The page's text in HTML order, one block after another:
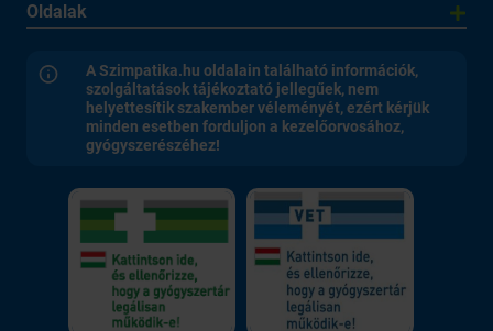
Oldalak
A Szimpatika.hu oldalain található információk,
szolgáltatások tájékoztató jellegűek, nem
helyettesítik szakember véleményét, ezért kérjük
minden esetben forduljon a kezelőorvosához,
gyógyszerészéhez!